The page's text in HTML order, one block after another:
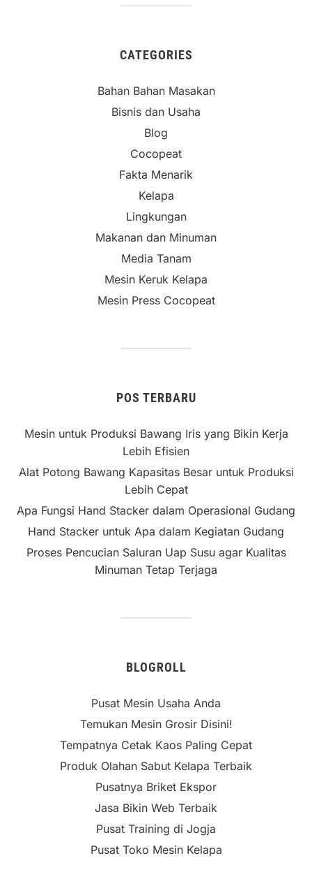
CATEGORIES
Bahan Bahan Masakan
Bisnis dan Usaha
Blog
Cocopeat
Fakta Menarik
Kelapa
Lingkungan
Makanan dan Minuman
Media Tanam
Mesin Keruk Kelapa
Mesin Press Cocopeat
POS TERBARU
Mesin untuk Produksi Bawang Iris yang Bikin Kerja
Lebih Efisien
Alat Potong Bawang Kapasitas Besar untuk Produksi
Lebih Cepat
Apa Fungsi Hand Stacker dalam Operasional Gudang
Hand Stacker untuk Apa dalam Kegiatan Gudang
Proses Pencucian Saluran Uap Susu agar Kualitas
Minuman Tetap Terjaga
BLOGROLL
Pusat Mesin Usaha Anda
Temukan Mesin Grosir Disini!
Tempatnya Cetak Kaos Paling Cepat
Produk Olahan Sabut Kelapa Terbaik
Pusatnya Briket Ekspor
Jasa Bikin Web Terbaik
Pusat Training di Jogja
Pusat Toko Mesin Kelapa